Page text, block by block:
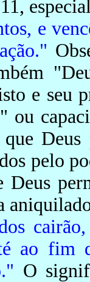
e
e seu
pelo
Deus
ao fim
O